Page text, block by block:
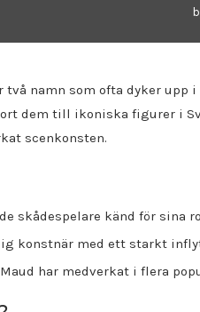
två namn som ofta dyker
dem till ikoniska figurer i
scenkonsten.
skådespelare känd för sina
konstnär med ett starkt
Maud har medverkat i flera